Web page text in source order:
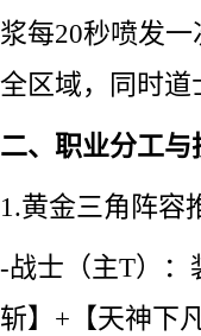
浆每20秒喷发
全区域，同时
二、职业分工与
1.黄金三角阵容
-战士（主T）：
斩】+【天神下